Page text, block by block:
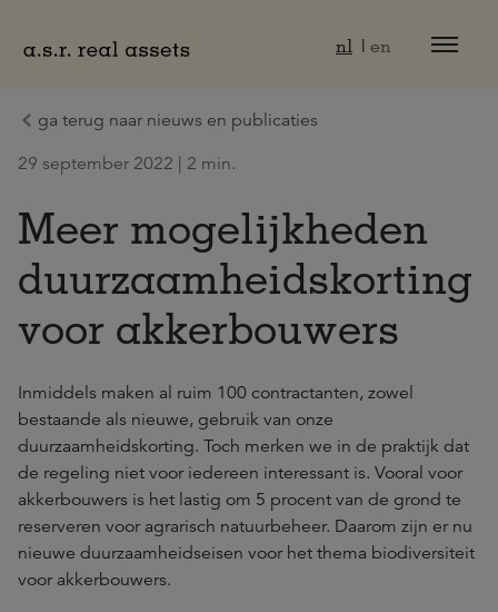
nl en
ga terug naar nieuws en publicaties
29 september 2022 | 2 min.
Meer mogelijkheden
duurzaamheidskorting
voor akkerbouwers
Inmiddels maken al ruim 100 contractanten, zowel
bestaande als nieuwe, gebruik van onze
duurzaamheidskorting. Toch merken we in de praktijk dat
de regeling niet voor iedereen interessant is. Vooral voor
akkerbouwers is het lastig om 5 procent van de grond te
reserveren voor agrarisch natuurbeheer. Daarom zijn er nu
nieuwe duurzaamheidseisen voor het thema biodiversiteit
voor akkerbouwers.